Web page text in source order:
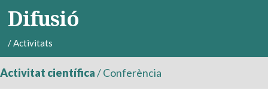
Difusió
/Activitats
Activitat científica/Conferència